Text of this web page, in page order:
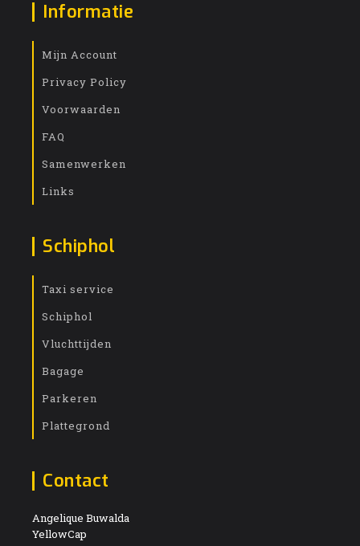
Informatie
Mijn Account
Privacy Policy
Voorwaarden
FAQ
Samenwerken
Links
Schiphol
Taxi service
Schiphol
Vluchttijden
Bagage
Parkeren
Plattegrond
Contact
Angelique Buwalda
YellowCap